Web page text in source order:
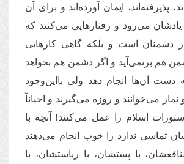
پذیرفته‌اند، ایمان آورده‌اند و برای آن
یادشان می‌رود و رفتارهایی می‌کنند که
دشمنان است و بلکه گاهی کارهایی
هم برنمی‌آید و اگر دشمن هم بخواهد
به دست آن‌ها انجام دهد ولی بااین‌وجود
می‌خوانند و روزه می‌گیرند و احیاناً
اسلام را عمل می‌کنند! آنچه با
تماسی ندارد را خوب انجام می‌دهند
با پستشان، با ریاستشان، با